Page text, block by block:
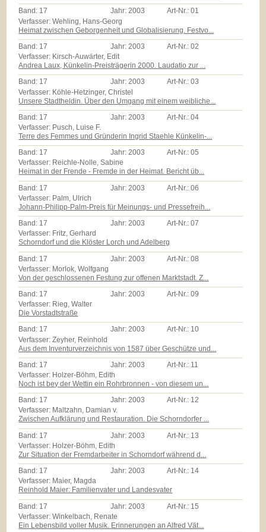
Band: 17 Jahr:2003 Art-Nr.:01
Verfasser: Wehling, Hans-Georg
Heimat zwischen Geborgenheit und Globalisierung. Festvo...
Band: 17 Jahr:2003 Art-Nr.:02
Verfasser: Kirsch-Auwärter, Edit
Andrea Laux, Künkelin-Preisträgerin 2000. Laudatio zur ...
Band: 17 Jahr:2003 Art-Nr.:03
Verfasser: Köhle-Hetzinger, Christel
Unsere Stadtheldin. Über den Umgang mit einem weibliche...
Band: 17 Jahr: 2003 Art-Nr.:04
Verfasser: Pusch, Luise F.
Terre des Femmes und Gründerin Ingrid Staehle Künkelin-...
Band: 17 Jahr:2003 Art-Nr.:05
Verfasser: Reichle-Nolle, Sabine
Heimat in der Frende - Fremde in der Heimat. Bericht üb...
Band: 17 Jahr: 2003 Art-Nr.:06
Verfasser: Palm, Ulrich
Johann-Philipp-Palm-Preis für Meinungs- und Pressefreih...
Band: 17 Jahr:2003 Art-Nr.:07
Verfasser: Fritz, Gerhard
Schorndorf und die Klöster Lorch und Adelberg
Band: 17 Jahr: 2003 Art-Nr.:08
Verfasser: Morlok, Wolfgang
Von der geschlossenen Festung zur offenen Marktstadt. Z...
Band: 17 Jahr:2003 Art-Nr.:09
Verfasser: Rieg, Walter
Die Vorstadtstraße
Band: 17 Jahr:2003 Art-Nr.: 10
Verfasser: Zeyher, Reinhold
Aus dem Inventurverzeichnis von 1587 über Geschütze und...
Band: 17 Jahr:2003 Art-Nr.: 11
Verfasser: Holzer-Böhm, Edith
Noch ist bey der Wettin ein Rohrbronnen - von diesem un...
Band: 17 Jahr:2003 Art-Nr.: 12
Verfasser: Maltzahn, Damian v.
Zwischen Aufklärung und Restauration. Die Schorndorfer ...
Band: 17 Jahr: 2003 Art-Nr.: 13
Verfasser: Holzer-Böhm, Edith
Zur Situation der Fremdarbeiter in Schorndorf während d...
Band: 17 Jahr:2003 Art-Nr.: 14
Verfasser: Maier, Magda
Reinhold Maier: Familienvater und Landesvater
Band: 17 Jahr: 2003 Art-Nr.: 15
Verfasser: Winkelbach, Renate
Ein Lebensbild voller Musik. Erinnerungen an Alfred Vät...